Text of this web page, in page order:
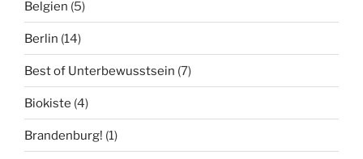
Belgien (5)
Berlin (14)
Best of Unterbewusstsein (7)
Biokiste (4)
Brandenburg! (1)